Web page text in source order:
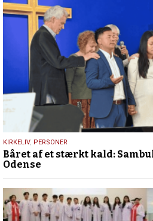
23.
september
2025
KIRKELIV, PERSONER
Båret af et stærkt kald:
Odense